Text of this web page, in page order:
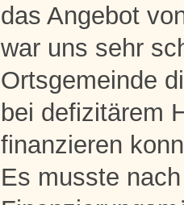
das Angebot
war uns sehr
Ortsgemeinde
bei defizitärem
finanzieren
Es musste